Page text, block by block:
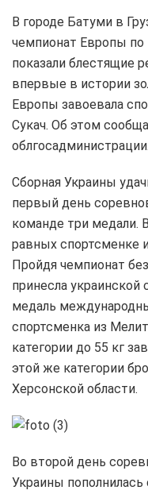
В городе Батуми в
чемпионат Европы по
показали блестящие
впервые в истории
Европы завоевала
Сукач. Об этом
облгосадминистрации.
Сборная Украины
первый день
команде три медали.
равных спортсменке
Пройдя чемпионат
принесла
медаль
спортсменка из
категории до 55 кг
этой же категории
Херсонской области.
Во второй день
Украины пополнилась